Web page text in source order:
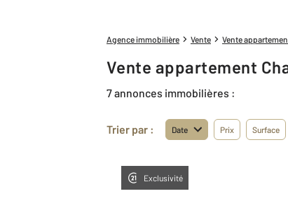
Agence immobilière Vente Vente
Vente appartement
7 annonces immobilières :
Trier par : Date Prix Surface
Exclusivité